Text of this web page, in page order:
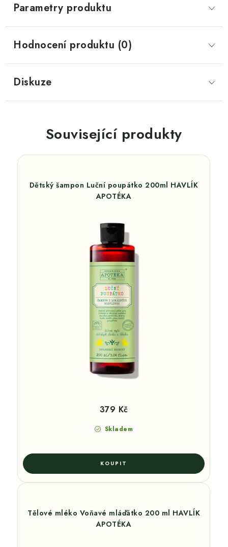
Parametry produktu
Hodnocení produktu (0)
Diskuze
Související produkty
Dětský šampon Luční poupátko 200ml HAVLÍK
APOTÉKA
Skladem
379 Kč
Tělové mléko Voňavé mláďátko 200 ml HAVLÍK
APOTÉKA